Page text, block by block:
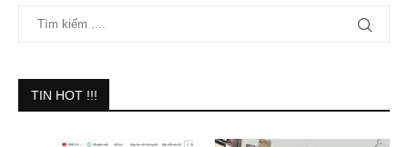
TIN HOT !!!